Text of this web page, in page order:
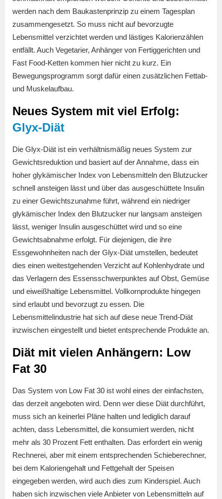
werden nach dem Baukastenprinzip zu einem Tagesplan
zusammengesetzt. So muss nicht auf bevorzugte
Lebensmittel verzichtet werden und lästiges Kalorienzählen
entfällt. Auch Vegetarier, Anhänger von Fertiggerichten und
Fast Food-Ketten kommen hier nicht zu kurz. Ein
Bewegungsprogramm sorgt dafür einen zusätzlichen Fettab-
und Muskelaufbau.
Neues System mit viel Erfolg:
Glyx-Diät
Die Glyx-Diät ist ein verhältnismäßig neues System zur
Gewichtsreduktion und basiert auf der Annahme, dass ein
hoher glykämischer Index von Lebensmitteln den Blutzucker
schnell ansteigen lässt und über das ausgeschüttete Insulin
zu einer Gewichtszunahme führt, während ein niedriger
glykämischer Index den Blutzucker nur langsam ansteigen
lässt, weniger Insulin ausgeschüttet wird und so eine
Gewichtsabnahme erfolgt. Für diejenigen, die ihre
Essgewohnheiten nach der Glyx-Diät umstellen, bedeutet
dies einen weitestgehenden Verzicht auf Kohlenhydrate und
das Verlagern des Essensschwerpunktes auf Obst, Gemüse
und eiweißhaltige Lebensmittel. Vollkornprodukte hingegen
sind erlaubt und bevorzugt zu essen. Die
Lebensmittelindustrie hat sich auf diese neue Trend-Diät
inzwischen eingestellt und bietet entsprechende Produkte an.
Diät mit vielen Anhängern: Low
Fat 30
Das System von Low Fat 30 ist wohl eines der einfachsten,
das derzeit angeboten wird. Denn wer diese Diät durchführt,
muss sich an keinerlei Pläne halten und lediglich darauf
achten, dass Lebensmittel, die konsumiert werden, nicht
mehr als 30 Prozent Fett enthalten. Das erfordert ein wenig
Rechnerei, aber mit einem entsprechenden Schieberechner,
bei dem Kaloriengehalt und Fettgehalt der Speisen
eingegeben werden, wird auch dies zum Kinderspiel. Auch
haben sich inzwischen viele Anbieter von Lebensmitteln auf